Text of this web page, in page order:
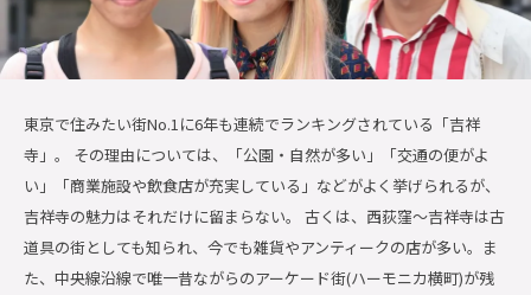
東京で住みたい街No.1に6年も連続でランキングされている「吉祥
寺」。 その理由については、「公園・自然が多い」「交通の便がよ
い」「商業施設や飲食店が充実している」などがよく挙げられるが、
吉祥寺の魅力はそれだけに留まらない。 古くは、西荻窪〜吉祥寺は古
道具の街としても知られ、今でも雑貨やアンティークの店が多い。ま
た、中央線沿線で唯一昔ながらのアーケード街(ハーモニカ横町)が残